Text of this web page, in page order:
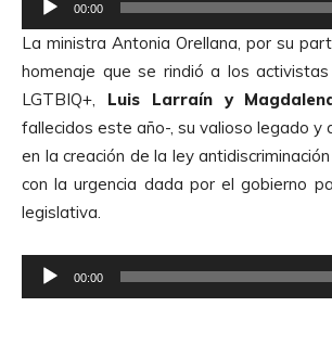
t
o
r
d
e
A
u
e
p
r
o
d
u
c
t
o
00:00
La ministra Antonia Orellana, por su
homenaje que se rindió a los
LGTBIQ+, Luis Larraín y
fallecidos este año-, su valioso legado
en la creación de la ley
con la urgencia dada por el gobierno
legislativa.
e
00:00